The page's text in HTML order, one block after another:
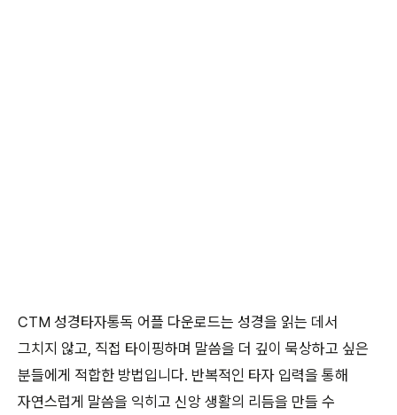
CTM 성경타자통독 어플 다운로드는 성경을 읽는 데서
그치지 않고, 직접 타이핑하며 말씀을 더 깊이 묵상하고 싶은
분들에게 적합한 방법입니다. 반복적인 타자 입력을 통해
자연스럽게 말씀을 익히고 신앙 생활의 리듬을 만들 수